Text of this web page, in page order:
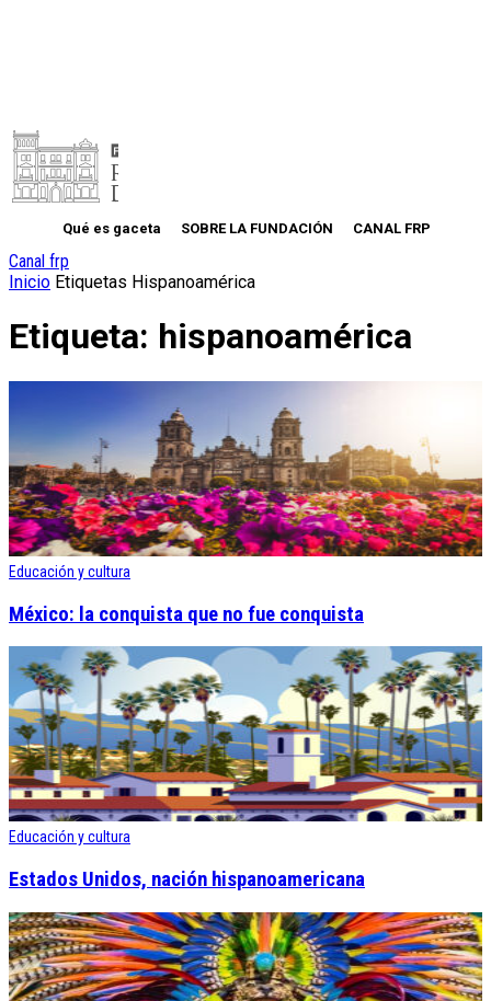
Qué es gaceta SOBRE LA FUNDACIÓN CANAL FRP
Canal frp
Inicio Etiquetas Hispanoamérica
Etiqueta: hispanoamérica
Educación y cultura
México: la conquista que no fue conquista
Educación y cultura
Estados Unidos, nación hispanoamericana